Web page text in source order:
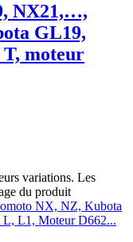
NX21,…,
GL19,
moteur
variations. Les
du produit